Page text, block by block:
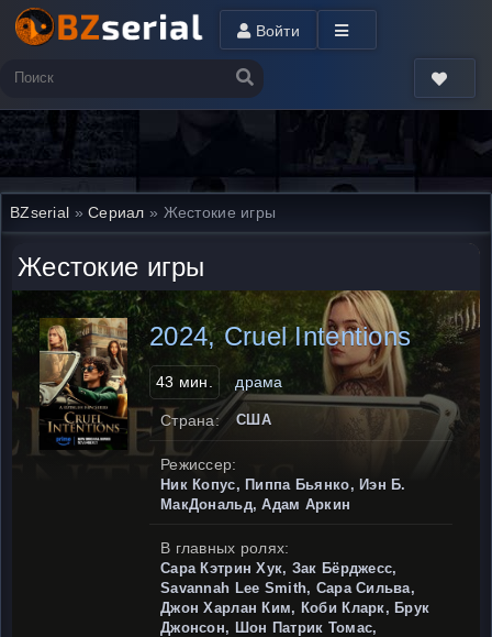
Войти
BZserial »Сериал » Жестокие игры
Жестокие игры
2024, Cruel Intentions
43 мин. драма
Страна: США
Режиссер:
Ник Копус, Пиппа Бьянко, Иэн Б.
МакДональд, Адам Аркин
В главных ролях:
Сара Кэтрин Хук, Зак Бёрджесс,
Savannah Lee Smith, Сара Сильва,
Джон Харлан Ким, Коби Кларк, Брук
Джонсон, Шон Патрик Томас,